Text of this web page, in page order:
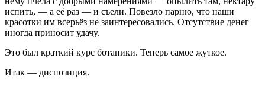
испить, — а её раз — и съели. Повезло парню, что наши
красотки им всерьёз не заинтересовались. Отсутствие денег
иногда приносит удачу.
Это был краткий курс ботаники. Теперь самое жуткое.
Итак — диспозиция.